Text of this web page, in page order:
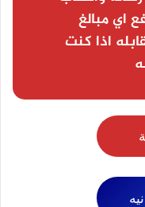
اي مبالغ
اذا كنت